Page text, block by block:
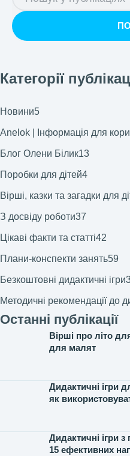
Категорії
Новини5
Anelok | Інформація для
Блог Олени Білик13
Поробки для дітей4
Вірші, казки та загадки для
З досвіду роботи37
Цікаві факти та статті42
Плани-конспекти занять59
Безкоштовні дидактичні ігри
Методичні рекомендації до
Останні публікації
Вірші про літо
для малят
Дидактичні ігри
як
Дидактичні ігри
15 ефективних